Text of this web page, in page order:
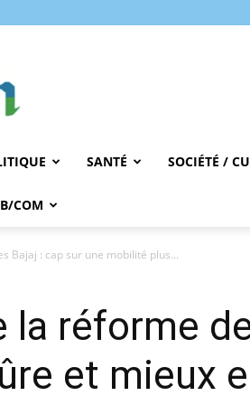
SANTÉ SOCIÉTÉ /
COM
Bajaj : cap sur une mobilité plus...
la réforme
et mieux